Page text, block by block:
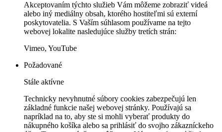
Akceptovaním týchto služieb Vám môžeme zobraziť videá
alebo iný mediálny obsah, ktorého hostiteľmi sú externí
poskytovatelia. S Vaším súhlasom používame na tejto
webovej lokalite nasledujúce služby tretích strán:
Vimeo, YouTube
Požadované
Stále aktívne
Technicky nevyhnutné súbory cookies zabezpečujú len
základné funkcie našej webovej stránky. Používajú sa
napríklad na to, aby ste si mohli vyberať produkty do
nákupného košíka alebo sa prihlásiť do svojho zákazníckeho